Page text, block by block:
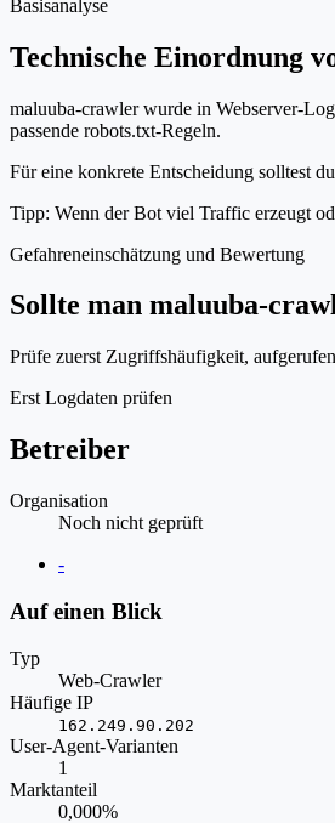
Basisanalyse
Technische Einordnung
maluuba-crawler wurde in Webserver-
passende robots.txt-Regeln.
Für eine konkrete Entscheidung solltest
Tipp: Wenn der Bot viel Traffic erzeugt
Gefahreneinschätzung und Bewertung
Sollte man maluuba-
Prüfe zuerst Zugriffshäufigkeit,
Erst Logdaten prüfen
Betreiber
Organisation
Noch nicht geprüft
Website
-
Auf einen Blick
Typ
Web-Crawler
Häufige IP
162.249.90.202
User-Agent-Varianten
1
Marktanteil
0,000%